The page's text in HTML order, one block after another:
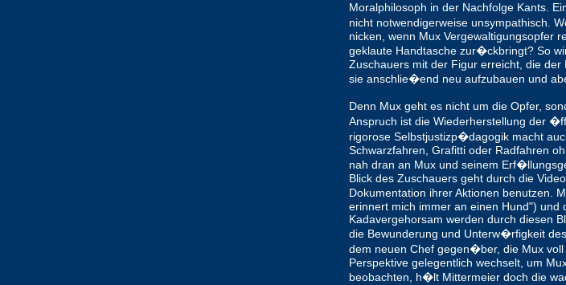
Moralphilosoph in der Nachfolge Kants.
nicht notwendigerweise unsympathisch.
nicken, wenn Mux Vergewaltigungsopfer
geklaute Handtasche zur�ckbringt? So
Zuschauers mit der Figur erreicht, die der
sie anschlie�end neu aufzubauen und
Denn Mux geht es nicht um die Opfer,
Anspruch ist die Wiederherstellung der
rigorose Selbstjustizp�dagogik macht
Schwarzfahren, Grafitti oder Radfahren
nah dran an Mux und seinem
Blick des Zuschauers geht durch die
Dokumentation ihrer Aktionen benutzen.
erinnert mich immer an einen Hund") und
Kadavergehorsam werden durch diesen
die Bewunderung und Unterw�rfigkeit
dem neuen Chef gegen�ber, die Mux
Perspektive gelegentlich wechselt, um
beobachten, h�lt Mittermeier doch die